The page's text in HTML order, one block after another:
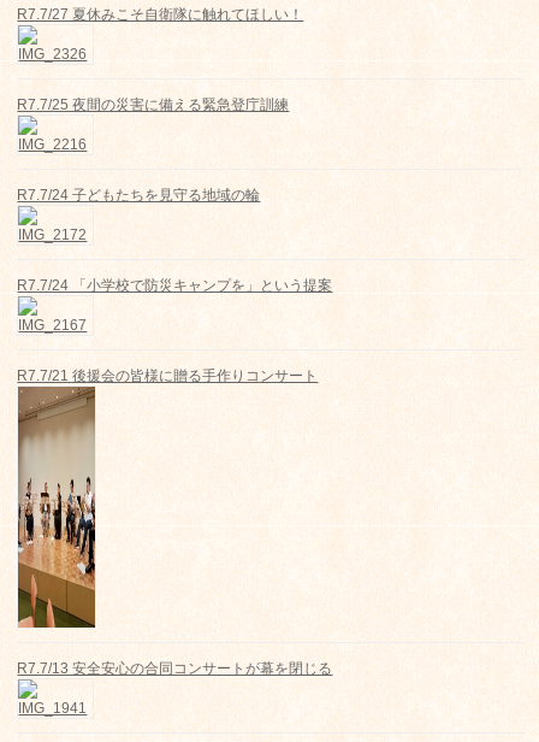
R7.7/27 夏休みこそ自衛隊に触れてほしい！
R7.7/25 夜間の災害に備える緊急登庁訓練
R7.7/24 子どもたちを見守る地域の輪
R7.7/24 「小学校で防災キャンプを」という提案
R7.7/21 後援会の皆様に贈る手作りコンサート
R7.7/13 安全安心の合同コンサートが幕を閉じる